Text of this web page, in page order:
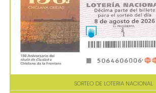
SORTEO DE LOTERIA NACIONAL